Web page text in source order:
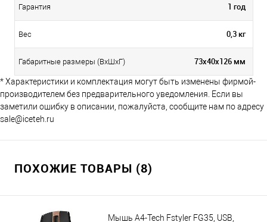
Гарантия 1 год
Вес 0,3 кг
Габаритные размеры (ВхШхГ) 73x40x126 мм
* Характеристики и комплектация могут быть изменены фирмой-
производителем без предварительного уведомления. Если вы
заметили ошибку в описании, пожалуйста, сообщите нам по адресу
sale@iceteh.ru
ПОХОЖИЕ ТОВАРЫ (8)
Мышь A4-Tech Fstyler FG35, USB,